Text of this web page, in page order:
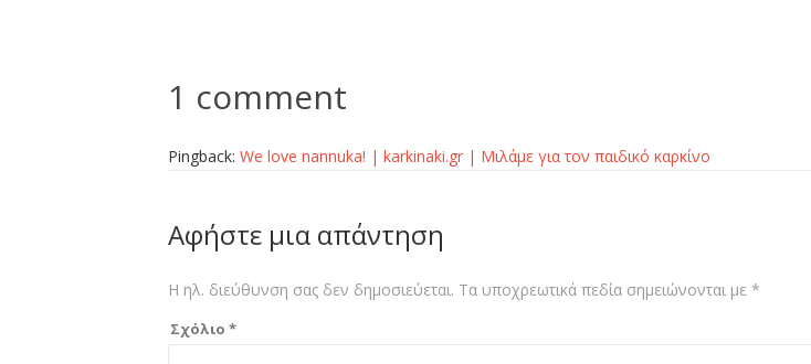
1 comment
Pingback: We love nannuka! | karkinaki.gr | Μιλάμε για τον παιδικό καρκίνο
Αφήστε μια απάντηση
Η ηλ. διεύθυνση σας δεν δημοσιεύεται. Τα υποχρεωτικά πεδία σημειώνονται με *
Σχόλιο *